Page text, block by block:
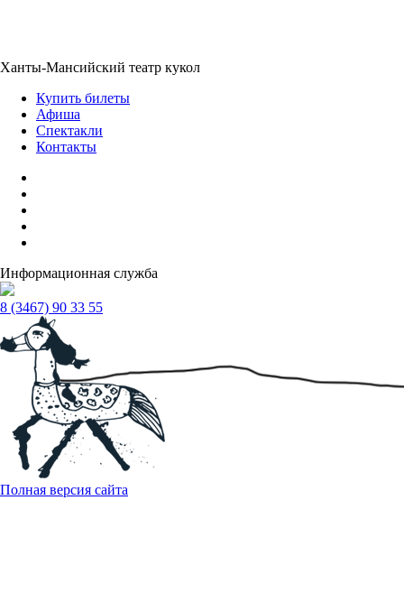
Ханты-Мансийский театр кукол
Купить билеты
Афиша
Спектакли
Контакты
Информационная служба
8 (3467) 90 33 55
Полная версия сайта